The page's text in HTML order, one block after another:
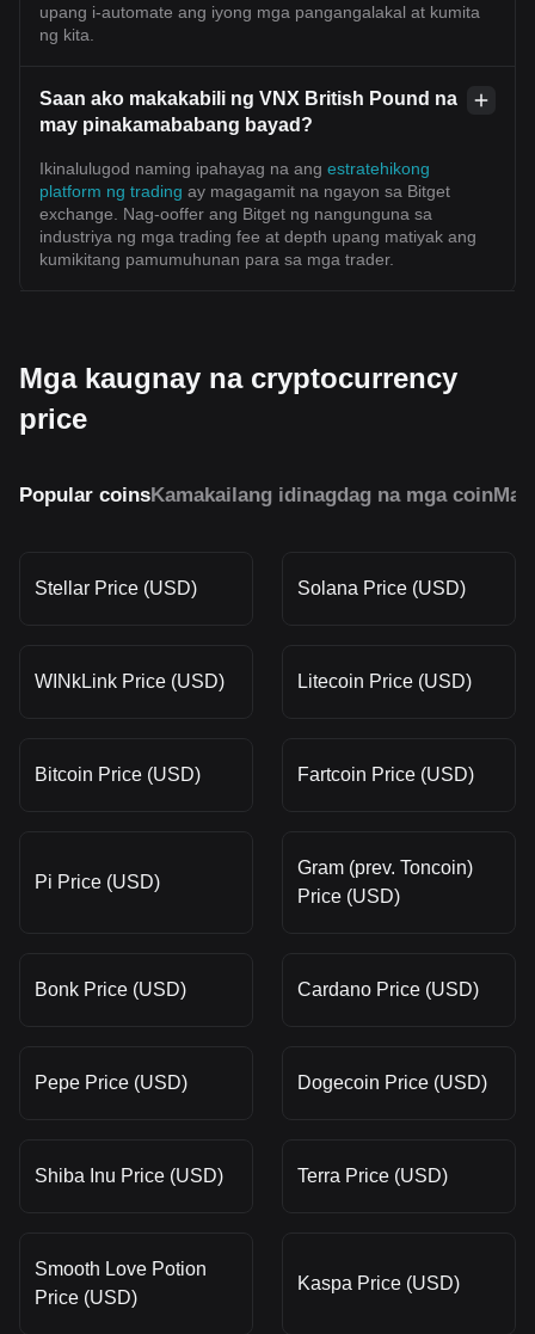
upang i-automate ang iyong mga pangangalakal at kumita
ng kita.
Saan ako makakabili ng VNX British Pound na
may pinakamababang bayad?
Ikinalulugod naming ipahayag na ang estratehikong
platform ng trading ay magagamit na ngayon sa Bitget
exchange. Nag-ooffer ang Bitget ng nangunguna sa
industriya ng mga trading fee at depth upang matiyak ang
kumikitang pamumuhunan para sa mga trader.
Mga kaugnay na cryptocurrency
price
Popular coinsKamakailang idinagdag na mga coin
Stellar Price (USD) Solana Price (USD)
WINkLink Price (USD) Litecoin Price (USD)
Bitcoin Price (USD) Fartcoin Price (USD)
Pi Price (USD)
Gram (prev. Toncoin)
Price (USD)
Bonk Price (USD) Cardano Price (USD)
Pepe Price (USD) Dogecoin Price (USD)
Shiba Inu Price (USD) Terra Price (USD)
Smooth Love Potion
Price (USD)
Kaspa Price (USD)